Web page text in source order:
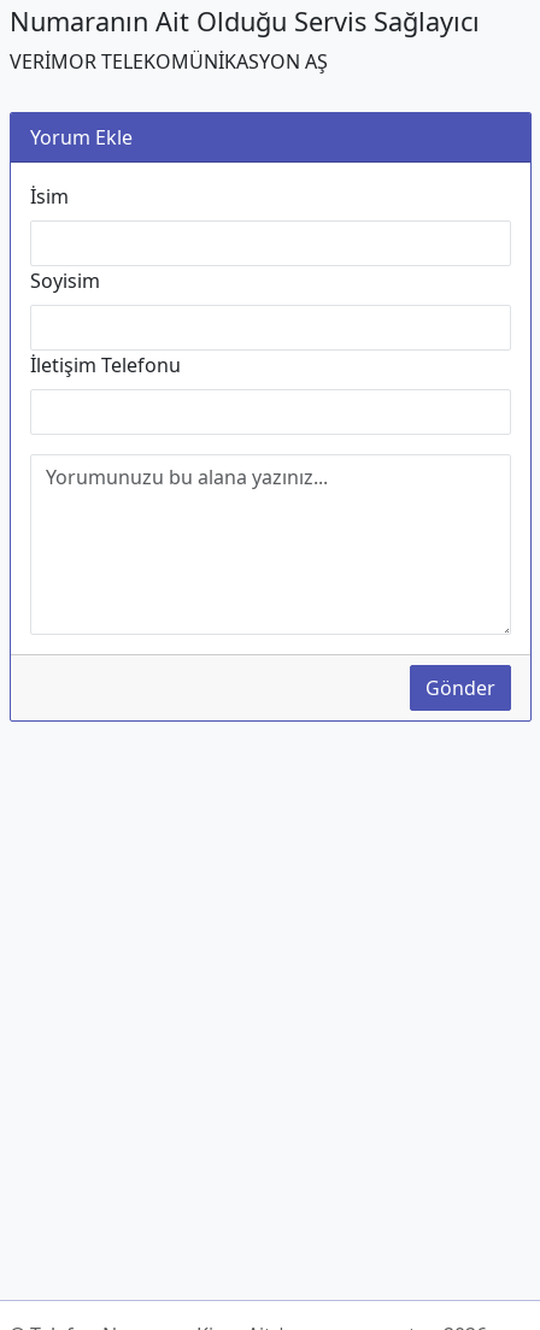
Numaranın Ait Olduğu Servis Sağlayıcı
VERİMOR TELEKOMÜNİKASYON AŞ
Yorum Ekle
İsim
Soyisim
İletişim Telefonu
Gönder